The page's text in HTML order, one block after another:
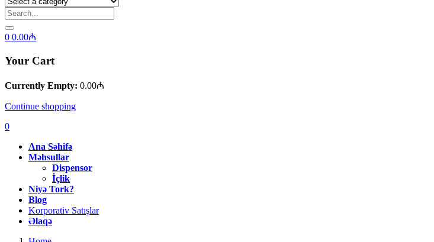
0 0.00₼
Your Cart
Currently Empty: 0.00₼
Continue shopping
0
Ana Səhifə
Məhsullar
Dispensor
İçlik
Niyə Tork?
Blog
Korporativ Satışlar
Əlaqə